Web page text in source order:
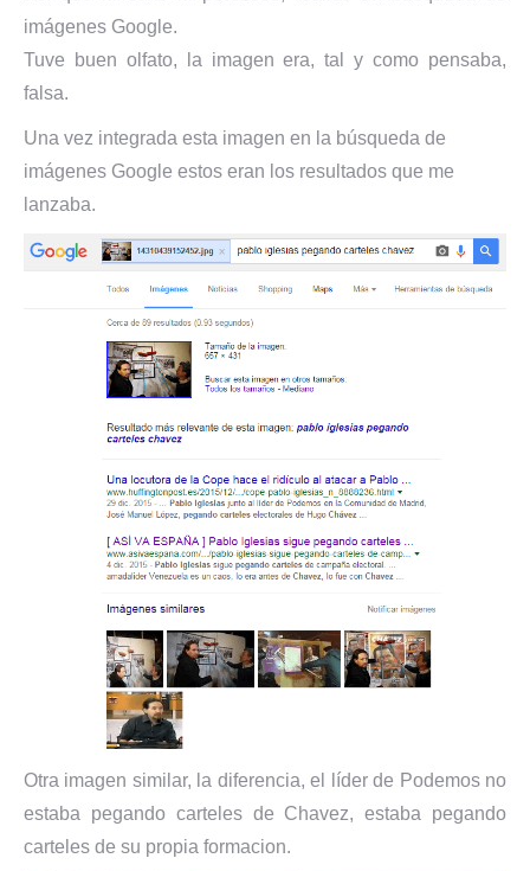
imágenes Google.
Tuve buen olfato, la imagen era, tal y como pensaba,
falsa.
Una vez integrada esta imagen en la búsqueda de
imágenes Google estos eran los resultados que me
lanzaba.
Otra imagen similar, la diferencia, el líder de Podemos no
estaba pegando carteles de Chavez, estaba pegando
carteles de su propia formacion.